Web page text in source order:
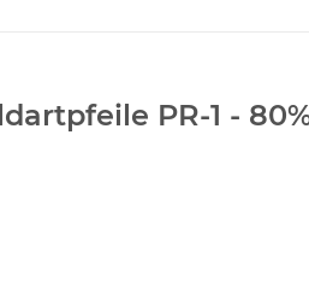
PR-1 -